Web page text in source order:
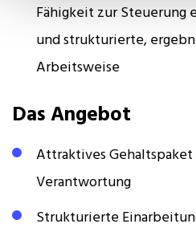
Fähigkeit zur
und strukturierte,
Arbeitsweise
Das Angebot
Attraktives Gehaltspaket
Verantwortung
Strukturierte